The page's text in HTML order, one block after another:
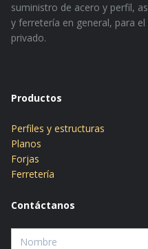
suministro de acero y perfil,
y ferretería en general, para
privado.
Productos
Perfiles y estructuras
Planos
Forjas
Ferretería
Contáctanos